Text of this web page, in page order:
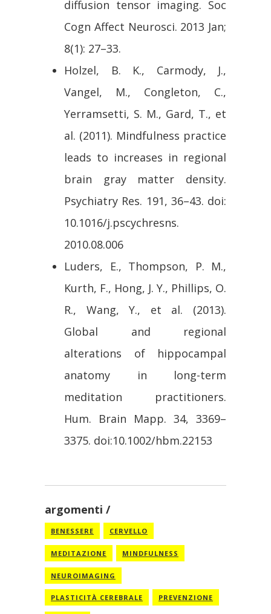
diffusion tensor imaging. Soc
Cogn Affect Neurosci. 2013 Jan;
8(1): 27–33.
Holzel, B. K., Carmody, J.,
Vangel, M., Congleton, C.,
Yerramsetti, S. M., Gard, T., et
al. (2011). Mindfulness practice
leads to increases in regional
brain gray matter density.
Psychiatry Res. 191, 36–43. doi:
10.1016/j.pscychresns.
2010.08.006
Luders, E., Thompson, P. M.,
Kurth, F., Hong, J. Y., Phillips, O.
R., Wang, Y., et al. (2013).
Global and regional
alterations of hippocampal
anatomy in long-term
meditation practitioners.
Hum. Brain Mapp. 34, 3369–
3375. doi:10.1002/hbm.22153
argomenti
BENESSERE CERVELLO
MEDITAZIONE MINDFULNESS
NEUROIMAGING
PLASTICITÀ CEREBRALE PREVENZIONE